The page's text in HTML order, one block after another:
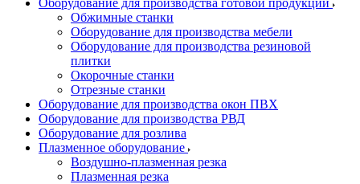
Оборудование для производства готовой продукции
Обжимные станки
Оборудование для производства мебели
Оборудование для производства резиновой
плитки
Окорочные станки
Отрезные станки
Оборудование для производства окон ПВХ
Оборудование для производства РВД
Оборудование для розлива
Плазменное оборудование
Воздушно-плазменная резка
Плазменная резка